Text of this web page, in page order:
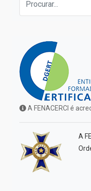
A FENACERCI é
A